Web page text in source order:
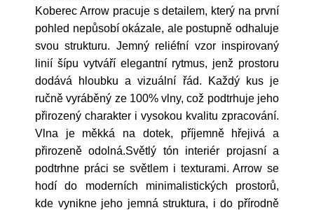
Koberec Arrow pracuje s detailem, který na první
pohled nepůsobí okázale, ale postupně odhaluje
svou strukturu. Jemný reliéfní vzor inspirovaný
linií šípu vytváří elegantní rytmus, jenž prostoru
dodává hloubku a vizuální řád. Každý kus je
ručně vyráběný ze 100% vlny, což podtrhuje jeho
přirozený charakter i vysokou kvalitu zpracování.
Vlna je měkká na dotek, příjemně hřejivá a
přirozeně odolná.Světlý tón interiér projasní a
podtrhne práci se světlem i texturami. Arrow se
hodí do moderních minimalistických prostorů,
kde vynikne jeho jemná struktura, i do přírodně